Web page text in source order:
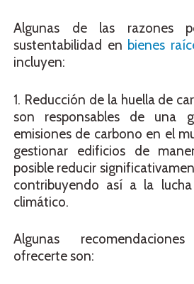
Algunas de las razones
sustentabilidad en bienes
incluyen:
1. Reducción de la huella de
son responsables de una
emisiones de carbono en el
gestionar edificios de
posible reducir
contribuyendo así a la
climático.
Algunas
ofrecerte son: